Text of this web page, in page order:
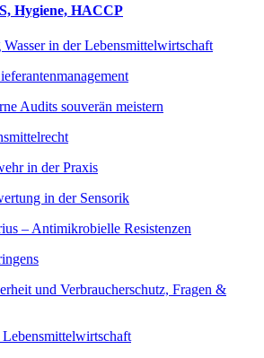
Hygiene, HACCP
in der Lebensmittelwirtschaft
Audits souverän meistern
in der Praxis
in der Sensorik
– Antimikrobielle Resistenzen
und Verbraucherschutz, Fragen &